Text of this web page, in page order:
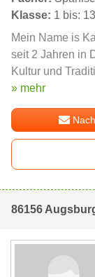
Klasse: 1 bis: 13
Mein Name is
seit 2 Jahren in
Kultur und
» mehr
86156